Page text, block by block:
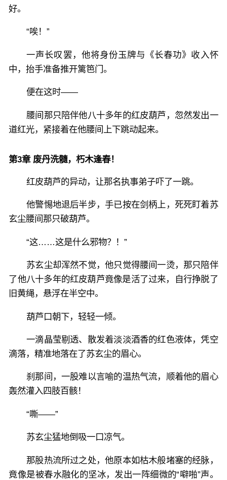
好。
“唉！”
一声长叹罢，他将身份玉牌与《长春功》收入怀
中，抬手准备推开篱笆门。
便在这时——
腰间那只陪伴他八十多年的红皮葫芦，忽然发出一
道红光，紧接着在他腰间上下跳动起来。
第3章 废丹洗髓，朽木逢春！
红皮葫芦的异动，让那名执事弟子吓了一跳。
他警惕地退后半步，手已按在剑柄上，死死盯着苏
玄尘腰间那只破葫芦。
“这……这是什么邪物？！”
苏玄尘却浑然不觉，他只觉得腰间一烫，那只陪伴
了他八十多年的红皮葫芦竟像是活了过来，自行挣脱了
旧黄绳，悬浮在半空中。
葫芦口朝下，轻轻一倾。
一滴晶莹剔透、散发着淡淡酒香的红色液体，凭空
滴落，精准地落在了苏玄尘的眉心。
刹那间，一股难以言喻的温热气流，顺着他的眉心
轰然灌入四肢百骸！
“嘶——”
苏玄尘猛地倒吸一口凉气。
那股热流所过之处，他原本如枯木般堵塞的经脉，
竟像是被春水融化的坚冰，发出一阵细微的“噼啪”声。